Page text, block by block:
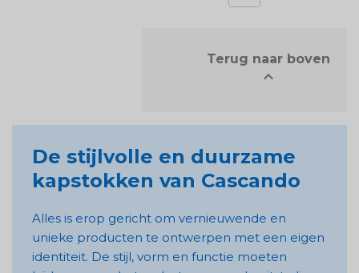

De stijlvolle en duurzame
kapstokken van Cascando
Alles is erop gericht om vernieuwende en
unieke producten te ontwerpen met een eigen
identiteit. De stijl, vorm en functie moeten